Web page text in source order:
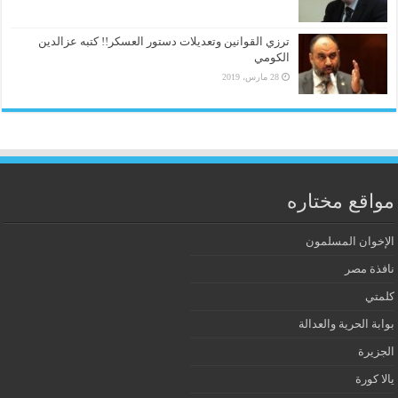
ترزي القوانين وتعديلات دستور العسكر!! كتبه عزالدين
الكومي
28 مارس، 2019
مواقع مختاره
الإخوان المسلمون
نافذة مصر
كلمتي
بوابة الحرية والعدالة
الجزيرة
يالا كورة